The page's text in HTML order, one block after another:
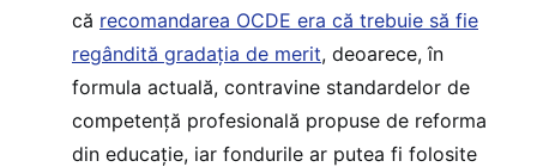
că recomandarea OCDE era că trebuie să fie
regândită gradația de merit, deoarece, în
formula actuală, contravine standardelor de
competență profesională propuse de reforma
din educație, iar fondurile ar putea fi folosite